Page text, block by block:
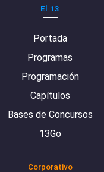
El 13
Portada
Programas
Programación
Capítulos
Bases de Concursos
13Go
Corporativo